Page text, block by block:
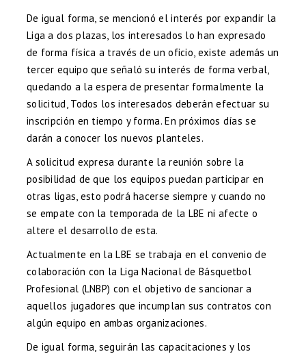
De igual forma, se mencionó el interés por expandir la
Liga a dos plazas, los interesados lo han expresado
de forma física a través de un oficio, existe además un
tercer equipo que señaló su interés de forma verbal,
quedando a la espera de presentar formalmente la
solicitud, Todos los interesados deberán efectuar su
inscripción en tiempo y forma. En próximos días se
darán a conocer los nuevos planteles.
A solicitud expresa durante la reunión sobre la
posibilidad de que los equipos puedan participar en
otras ligas, esto podrá hacerse siempre y cuando no
se empate con la temporada de la LBE ni afecte o
altere el desarrollo de esta.
Actualmente en la LBE se trabaja en el convenio de
colaboración con la Liga Nacional de Básquetbol
Profesional (LNBP) con el objetivo de sancionar a
aquellos jugadores que incumplan sus contratos con
algún equipo en ambas organizaciones.
De igual forma, seguirán las capacitaciones y los